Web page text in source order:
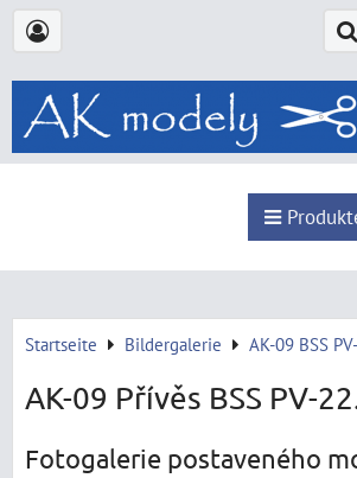
Startseite Bildergalerie AK-09 BSS
AK-09 Přívěs BSS PV-
Fotogalerie postaveného